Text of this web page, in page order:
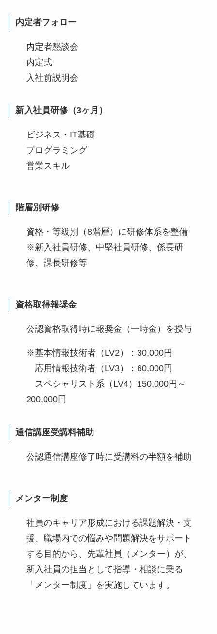
内定者フォロー
内定者懇談会
内定式
入社前説明会
新入社員研修（3ヶ月）
ビジネス・IT基礎
プログラミング
営業スキル
階層別研修
資格・等級別（8階層）に研修体系を整備
※新入社員研修、中堅社員研修、係長研
修、課長研修等
資格取得報奨金
公認資格取得時に報奨金（一時金）を授与
※基本情報技術者（LV2）：30,000円
応用情報技術者（LV3）：60,000円
スペシャリスト系（LV4）150,000円～
200,000円
通信講座受講料補助
公認通信講座修了時に受講料の半額を補助
メンター制度
社員のキャリア形成における課題解決・支
援、職場内での悩みや問題解決をサポート
する目的から、先輩社員（メンター）が、
新入社員の担当として指導・相談に乗る
「メンター制度」を実施しています。